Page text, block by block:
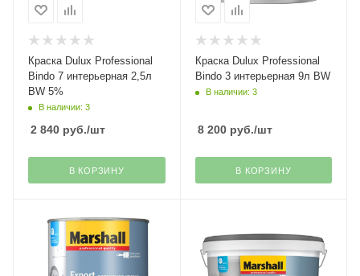
Краска Dulux Professional
Bindo 7 интерьерная 2,5л
BW 5%
В наличии: 3
2 840 руб./шт
В КОРЗИНУ
Краска Dulux Professional
Bindo 3 интерьерная 9л BW
В наличии: 3
8 200руб./шт
В КОРЗИНУ